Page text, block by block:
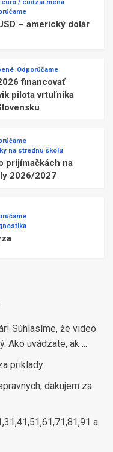
euro / cudzia mena
– americký dolár
Odporúčame
financovať
pilota vrtuľníka
na strednú školu
prijímačkách na
2026/2027
Súhlasíme, že video
Ako uvádzate, ak ...
priklady
dakujem za
a